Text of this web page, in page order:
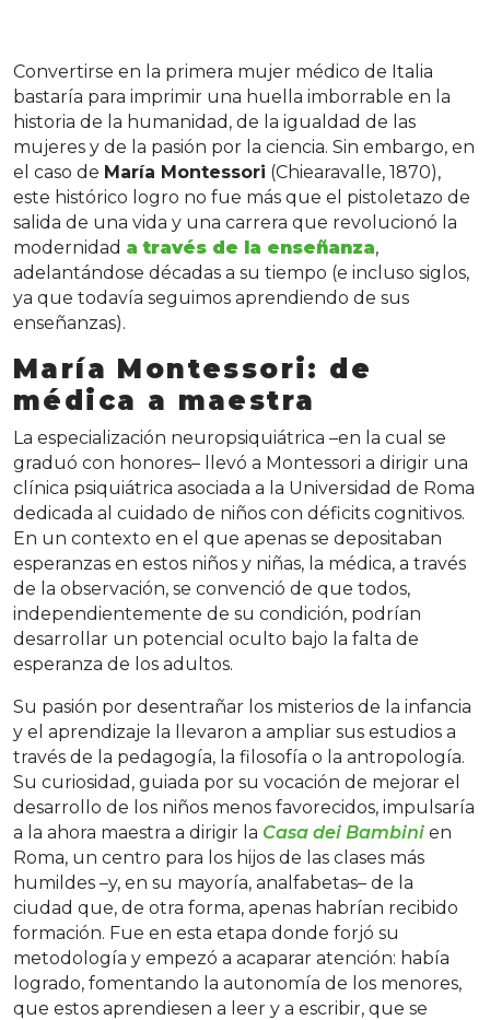
Convertirse en la primera mujer médico de Italia
bastaría para imprimir una huella imborrable en la
historia de la humanidad, de la igualdad de las
mujeres y de la pasión por la ciencia. Sin embargo, en
el caso de María Montessori (Chiearavalle, 1870),
este histórico logro no fue más que el pistoletazo de
salida de una vida y una carrera que revolucionó la
modernidad a través de la enseñanza,
adelantándose décadas a su tiempo (e incluso siglos,
ya que todavía seguimos aprendiendo de sus
enseñanzas).
María Montessori: de
médica a maestra
La especialización neuropsiquiátrica –en la cual se
graduó con honores– llevó a Montessori a dirigir una
clínica psiquiátrica asociada a la Universidad de Roma
dedicada al cuidado de niños con déficits cognitivos.
En un contexto en el que apenas se depositaban
esperanzas en estos niños y niñas, la médica, a través
de la observación, se convenció de que todos,
independientemente de su condición, podrían
desarrollar un potencial oculto bajo la falta de
esperanza de los adultos.
Su pasión por desentrañar los misterios de la infancia
y el aprendizaje la llevaron a ampliar sus estudios a
través de la pedagogía, la filosofía o la antropología.
Su curiosidad, guiada por su vocación de mejorar el
desarrollo de los niños menos favorecidos, impulsaría
a la ahora maestra a dirigir la Casa dei Bambini en
Roma, un centro para los hijos de las clases más
humildes –y, en su mayoría, analfabetas– de la
ciudad que, de otra forma, apenas habrían recibido
formación. Fue en esta etapa donde forjó su
metodología y empezó a acaparar atención: había
logrado, fomentando la autonomía de los menores,
que estos aprendiesen a leer y a escribir, que se